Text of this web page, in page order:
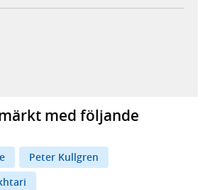
i ny flik, extern webbplats,
flik, extern webbplats,
i ny flik, extern webbplats,
din e-postklient,
med följande
Peter Kullgren